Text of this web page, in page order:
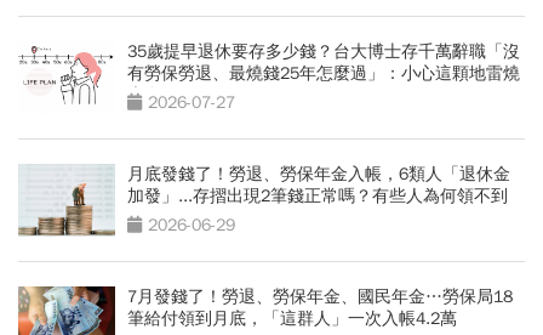
35歲提早退休要存多少錢？台大博士存千萬辭職「沒
有勞保勞退、最燒錢25年怎麼過」：小心這顆地雷燒
光存款
2026-07-27
月底發錢了！勞退、勞保年金入帳，6類人「退休金
加發」...存摺出現2筆錢正常嗎？有些人為何領不到
2026-06-29
7月發錢了！勞退、勞保年金、國民年金…勞保局18
筆給付領到月底，「這群人」一次入帳4.2萬